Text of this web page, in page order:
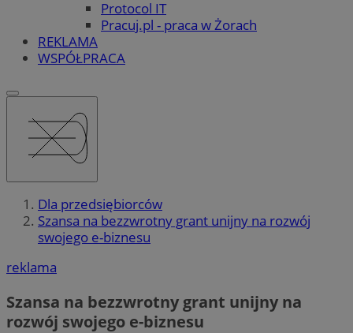
Protocol IT
Pracuj.pl - praca w Żorach
REKLAMA
WSPÓŁPRACA
Dla przedsiębiorców
Szansa na bezzwrotny grant unijny na rozwój
swojego e-biznesu
reklama
Szansa na bezzwrotny grant unijny na
rozwój swojego e-biznesu